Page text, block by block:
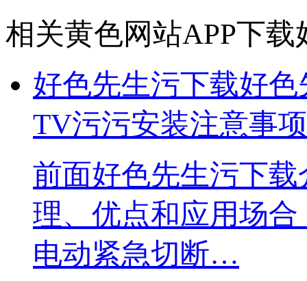
相关黄色网站APP下载
好色先生污下载好
TV污污安装注意事项
前面好色先生污下
理、优点和应用场
电动紧急切断…